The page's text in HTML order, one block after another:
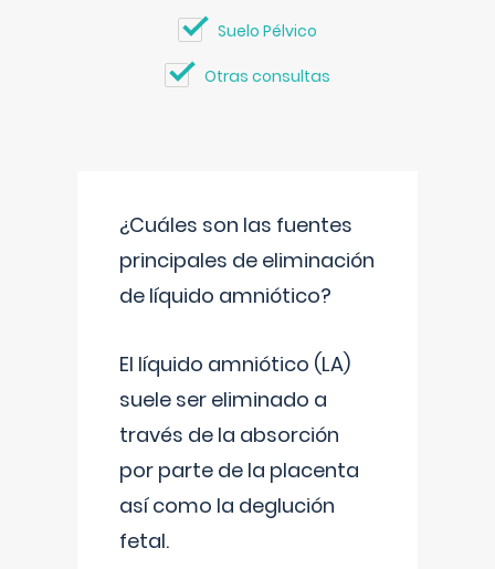
Suelo Pélvico
Otras consultas
¿Cuáles son las fuentes
principales de eliminación
de líquido amniótico?
El líquido amniótico (LA)
suele ser eliminado a
través de la absorción
por parte de la placenta
así como la deglución
fetal.